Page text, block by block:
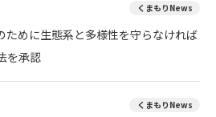
くまもりNews
ために生態系と多様性を守らなければ
を承認
くまもりNews